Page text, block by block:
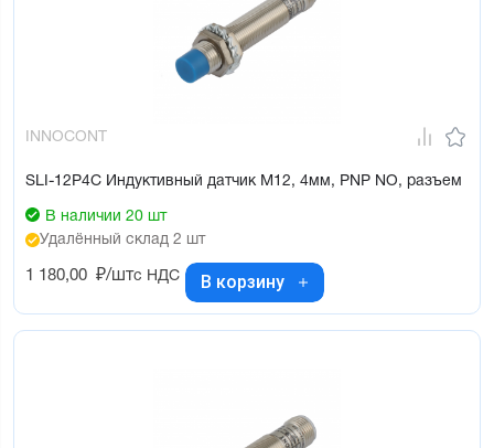
INNOCONT
SLI-12P4C Индуктивный датчик М12, 4мм, PNP NO, разъем
В наличии 20 шт
Удалённый склад 2 шт
1 180,00 ₽/штс НДС В корзину